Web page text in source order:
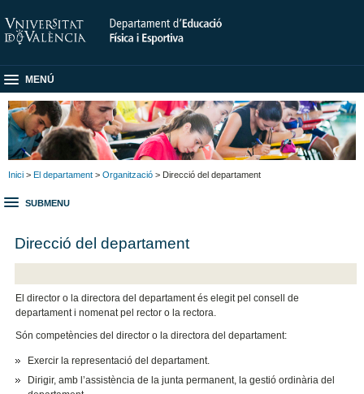
MENÚ
Inici > El departament > Organització > Direcció del departament
SUBMENU
Direcció del departament
El director o la directora del departament és elegit pel consell de
departament i nomenat pel rector o la rectora.
Són competències del director o la directora del departament:
Exercir la representació del departament.
Dirigir, amb l’assistència de la junta permanent, la gestió ordinària del